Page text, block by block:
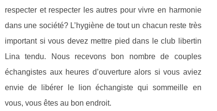
respecter et respecter les autres pour vivre en harmonie
dans une société? L’hygiène de tout un chacun reste très
important si vous devez mettre pied dans le club libertin
Lina tendu. Nous recevons bon nombre de couples
échangistes aux heures d’ouverture alors si vous aviez
envie de libérer le lion échangiste qui sommeille en
vous, vous êtes au bon endroit.